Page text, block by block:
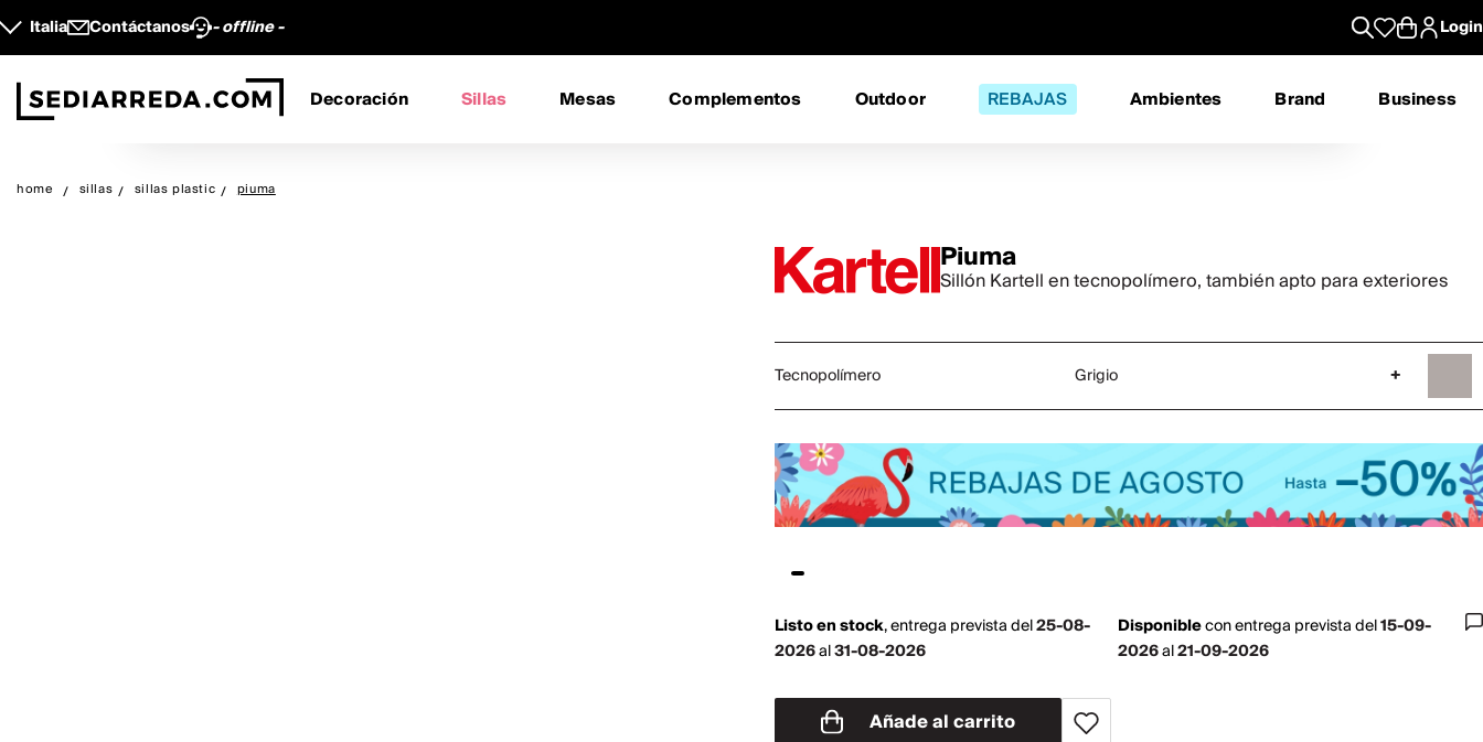
Italia Contáctanos - offline - Login
Decoración Sillas Mesas Complementos Outdoor REBAJAS Ambientes Brand Business
home sillas sillas plastic piuma
Piuma
Sillón Kartell en tecnopolímero, también apto para exteriores
Tecnopolímero Grigio +
Listo en stock,entrega prevista del25-08-
2026al31-08-2026
Disponibleconentrega prevista del15-09-
2026al21-09-2026
Añade al carrito